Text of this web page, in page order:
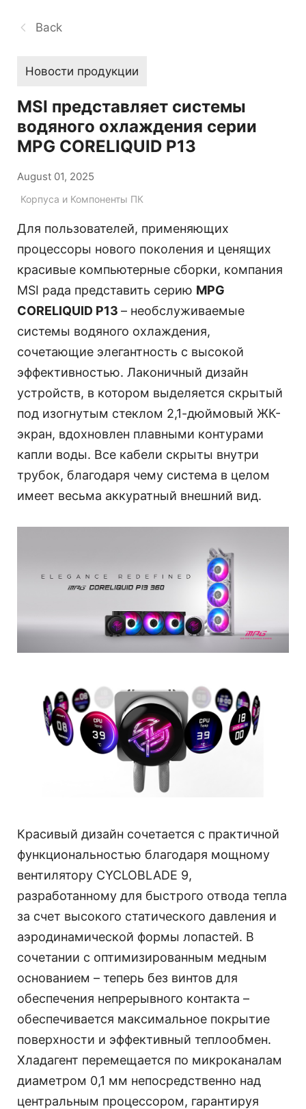
Back
Новости продукции
MSI представляет системы
водяного охлаждения серии
MPG CORELIQUID P13
August 01, 2025
Корпуса и Компоненты ПК
Для пользователей, применяющих
процессоры нового поколения и ценящих
красивые компьютерные сборки, компания
MSI рада представить серию MPG
CORELIQUID P13 – необслуживаемые
системы водяного охлаждения,
сочетающие элегантность с высокой
эффективностью. Лаконичный дизайн
устройств, в котором выделяется скрытый
под изогнутым стеклом 2,1-дюймовый ЖК-
экран, вдохновлен плавными контурами
капли воды. Все кабели скрыты внутри
трубок, благодаря чему система в целом
имеет весьма аккуратный внешний вид.
Красивый дизайн сочетается с практичной
функциональностью благодаря мощному
вентилятору CYCLOBLADE 9,
разработанному для быстрого отвода тепла
за счет высокого статического давления и
аэродинамической формы лопастей. В
сочетании с оптимизированным медным
основанием – теперь без винтов для
обеспечения непрерывного контакта –
обеспечивается максимальное покрытие
поверхности и эффективный теплообмен.
Хладагент перемещается по микроканалам
диаметром 0,1 мм непосредственно над
центральным процессором, гарантируя